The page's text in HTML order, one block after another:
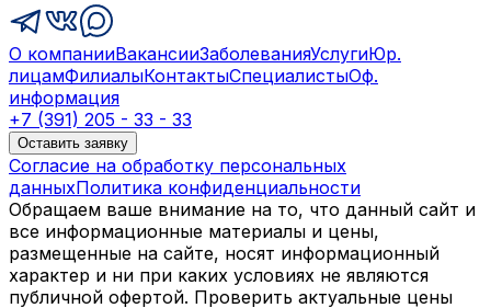
О компанииВакансииЗаболеванияУслугиЮр.
лицамФилиалыКонтактыСпециалистыОф.
информация
+7 (391) 205 - 33 - 33
Оставить заявку
Согласие на обработку персональных
данныхПолитика конфиденциальности
Обращаем ваше внимание на то, что данный сайт и
все информационные материалы и цены,
размещенные на сайте, носят информационный
характер и ни при каких условиях не являются
публичной офертой. Проверить актуальные цены